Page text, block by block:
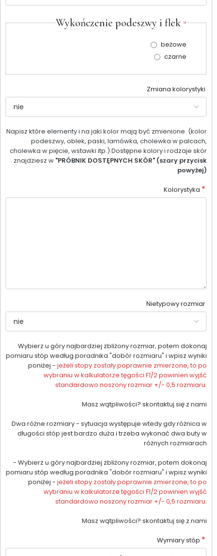
Wykończenie podeszwy i flek *
beżowe
czarne
Zmiana kolorystyki
Napisz które elementy i na jaki kolor mają być zmienione. (kolor
podeszwy, oblek, paski, lamówka, cholewka w palcach,
cholewka w pięcie, wstawki itp.) Dostępne kolory i rodzaje skór
znajdziesz w "PRÓBNIK DOSTĘPNYCH SKÓR" (szary przycisk
powyżej)
Kolorystyka *
Nietypowy rozmiar
Wybierz u góry najbardziej zbliżony rozmiar, potem dokonaj
pomiaru stóp według poradnika "dobór rozmiaru" i wpisz wyniki
poniżej - jeżeli stopy zostały poprawnie zmierzone, to po
wybraniu w kalkulatorze tęgości F1/2 powinien wyjść
standardowo noszony rozmiar +/- 0,5 rozmiaru.
Masz wątpliwości? skontaktuj się z nami
Dwa różne rozmiary - sytuacja występuje wtedy gdy różnica w
długości stóp jest bardzo duża i trzeba wykonać dwa buty w
różnych rozmiarach
- Wybierz u góry najbardziej zbliżony rozmiar, potem dokonaj
pomiaru stóp według poradnika "dobór rozmiaru" i wpisz wyniki
poniżej - jeżeli stopy zostały poprawnie zmierzone, to po
wybraniu w kalkulatorze tęgości F1/2 powinien wyjść
standardowo noszony rozmiar +/- 0,5 rozmiaru.
Masz wątpliwości? skontaktuj się z nami
Wymiary stóp *